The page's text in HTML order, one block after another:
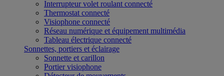
Interrupteur volet roulant connecté
Thermostat connecté
Visiophone connecté
Réseau numérique et équipement multimédia
Tableau électrique connecté
Sonnettes, portiers et éclairage
Sonnette et carillon
Portier visiophone